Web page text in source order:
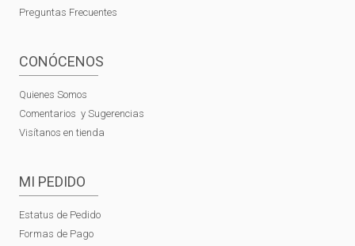
Preguntas Frecuentes
CONÓCENOS
Quienes Somos
Comentarios y Sugerencias
Visítanos en tienda
MI PEDIDO
Estatus de Pedido
Formas de Pago